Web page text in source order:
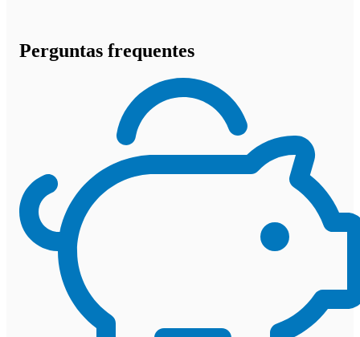
Perguntas frequentes